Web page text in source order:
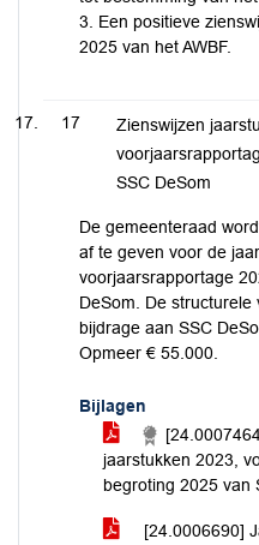
3. Een positieve
2025 van het AWBF.
17
Zienswijzen
SSC DeSom
De gemeenteraad
af te geven voor de
voorjaarsrapportage
DeSom. De
bijdrage aan SSC
Opmeer € 55.000.
Bijlagen
jaarstukken 2023,
begroting 2025 van
[24.0006690]